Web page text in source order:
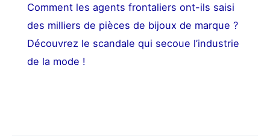
Comment les agents frontaliers ont-ils saisi
des milliers de pièces de bijoux de marque ?
Découvrez le scandale qui secoue l’industrie
de la mode !